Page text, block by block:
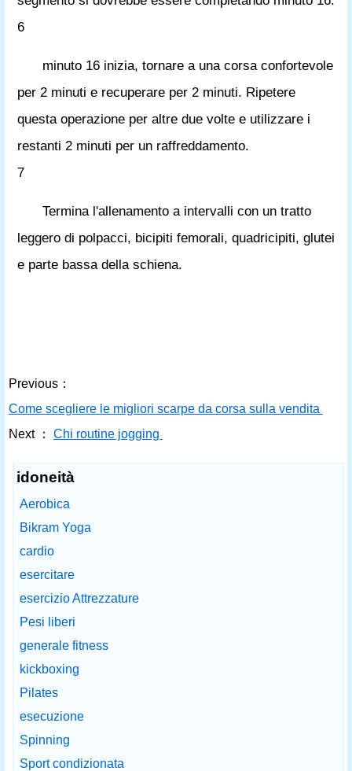
6
minuto 16 inizia, tornare a una corsa confortevole
per 2 minuti e recuperare per 2 minuti. Ripetere
questa operazione per altre due volte e utilizzare i
restanti 2 minuti per un raffreddamento.
7
Termina l'allenamento a intervalli con un tratto
leggero di polpacci, bicipiti femorali, quadricipiti, glutei
e parte bassa della schiena.
Previous：
Come scegliere le migliori scarpe da corsa sulla vendita
Next ：
Chi routine jogging
idoneità
Aerobica
Bikram Yoga
cardio
esercitare
esercizio Attrezzature
Pesi liberi
generale fitness
kickboxing
Pilates
esecuzione
Spinning
Sport condizionata